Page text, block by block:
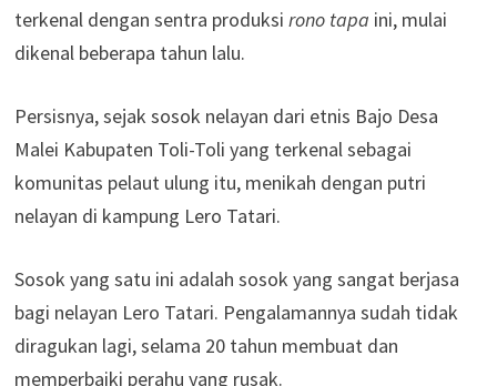
terkenal dengan sentra produksi rono tapa ini, mulai
dikenal beberapa tahun lalu.
Persisnya, sejak sosok nelayan dari etnis Bajo Desa
Malei Kabupaten Toli-Toli yang terkenal sebagai
komunitas pelaut ulung itu, menikah dengan putri
nelayan di kampung Lero Tatari.
Sosok yang satu ini adalah sosok yang sangat berjasa
bagi nelayan Lero Tatari. Pengalamannya sudah tidak
diragukan lagi, selama 20 tahun membuat dan
memperbaiki perahu yang rusak.